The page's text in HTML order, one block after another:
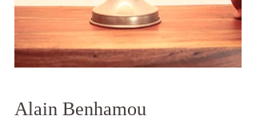
Alain Benhamou